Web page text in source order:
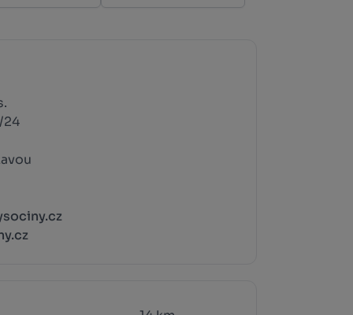
24